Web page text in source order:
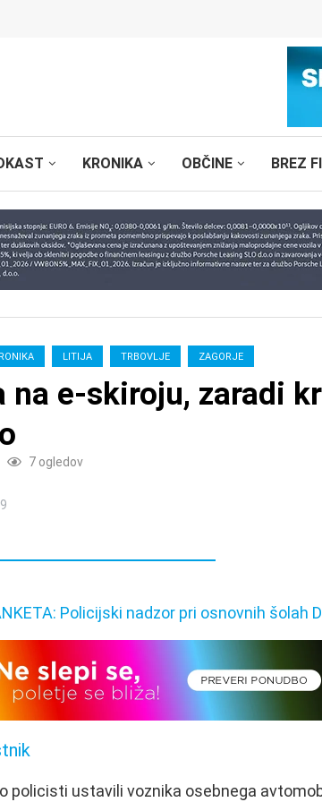
KRONIKA OBČINE BREZ
LITIJA TRBOVLJE ZAGORJE
na e-skiroju, zaradi
7 ogledov
policisti ustavili voznika osebnega